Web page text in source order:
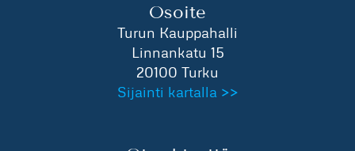
Osoite
Turun Kauppahalli
Linnankatu 15
20100 Turku
Sijainti kartalla >>